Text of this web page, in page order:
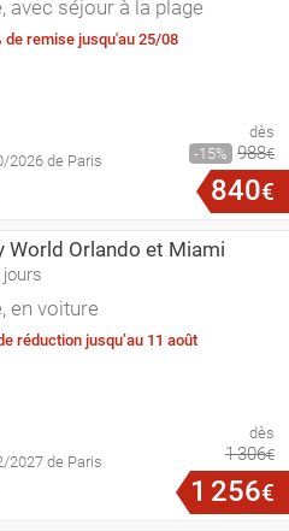
avec séjour à la plage
de remise jusqu'au 25/08
2026 de Paris
dès
15
988€
840€
World Orlando et Miami
en voiture
réduction jusqu’au 11 août
2027 de Paris
dès
1306€
1 256€